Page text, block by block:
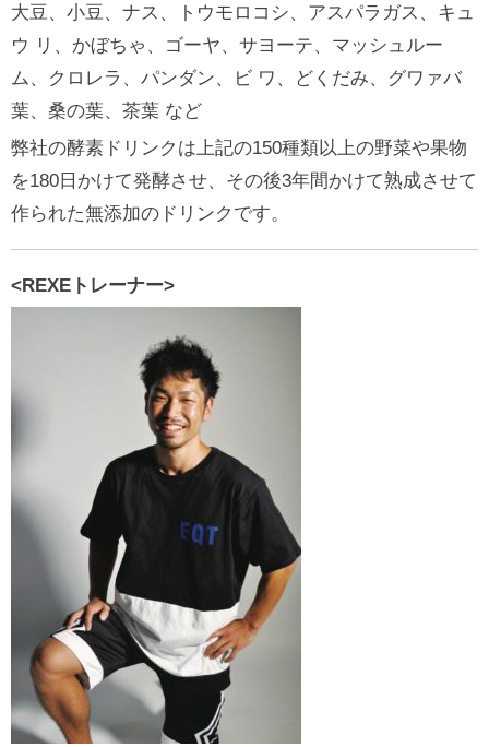
大豆、小豆、ナス、トウモロコシ、アスパラガス、キュ
ウ リ、かぼちゃ、ゴーヤ、サヨーテ、マッシュルー
ム、クロレラ、パンダン、ビ ワ、どくだみ、グワァバ
葉、桑の葉、茶葉 など
弊社の酵素ドリンクは上記の150種類以上の野菜や果物
を180日かけて発酵させ、その後3年間かけて熟成させて
作られた無添加のドリンクです。
<REXEトレーナー>